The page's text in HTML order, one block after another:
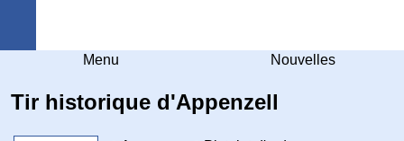
Menu Nouvelles
Tir historique d'Appenzell